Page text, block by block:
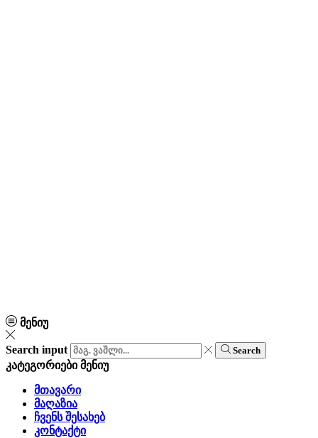
მენიუ
Search input Search
კატეგორიებიმენიუ
მთავარი
მაღაზია
ჩვენს შესახებ
კონტაქტი